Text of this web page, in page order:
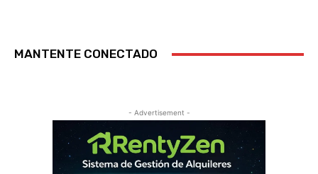
MANTENTE CONECTADO
- Advertisement -